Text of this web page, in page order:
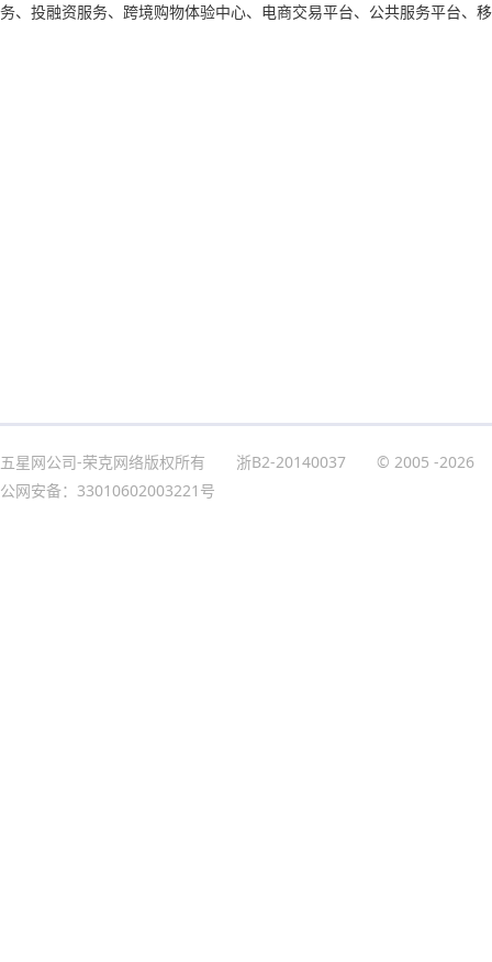
务、投融资服务、跨境购物体验中心、电商交易平台、公共服务平台、
五星网公司-荣克网络版权所有 浙B2-20140037 © 2005 -2026
公网安备：33010602003221号